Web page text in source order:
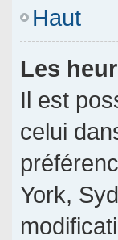
Haut
Les
Il est
celui
York,